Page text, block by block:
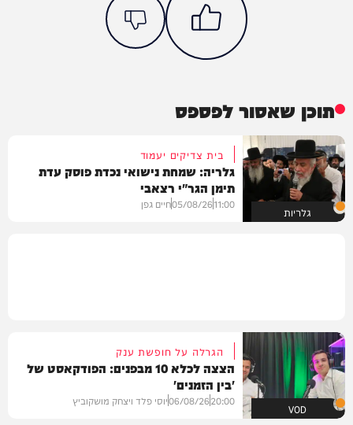
תוכן שאסור לפספס
גלריות
בית צדיקים יעמוד
גלריה: שמחת נישואי נכדת פוסק עדת
תימן הגר"י רצאבי
11:00
05/08/26חיים גפן
VOD
הגרלה על חופשת ענק
הצצה לכלא 10 מבפנים: הפודקאסט של
'בין הזמנים'
20:00
06/08/26יוסי פלד ויצחק מושקוביץ